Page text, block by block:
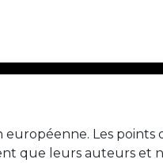
européenne. Les points
que leurs auteurs et